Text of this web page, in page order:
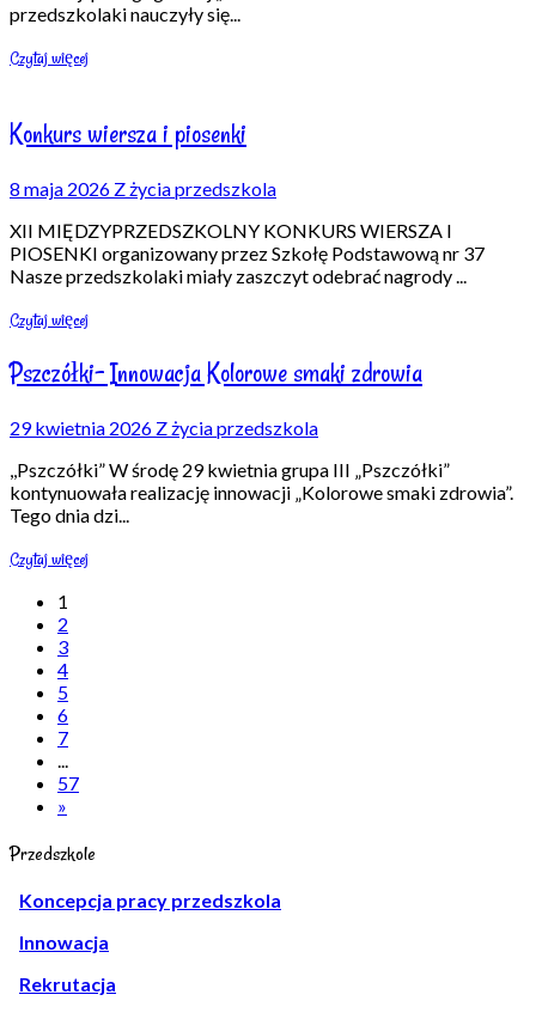
przedszkolaki nauczyły się...
Czytaj więcej
Konkurs wiersza i piosenki
8 maja 2026 Z życia przedszkola
XII MIĘDZYPRZEDSZKOLNY KONKURS WIERSZA I
PIOSENKI organizowany przez Szkołę Podstawową nr 37
Nasze przedszkolaki miały zaszczyt odebrać nagrody...
Czytaj więcej
Pszczółki- Innowacja Kolorowe smaki zdrowia
29 kwietnia 2026 Z życia przedszkola
,,Pszczółki” W środę 29 kwietnia grupa III „Pszczółki”
kontynuowała realizację innowacji „Kolorowe smaki zdrowia”.
Tego dnia dzi...
Czytaj więcej
1
2
3
4
5
6
7
...
57
»
Przedszkole
Koncepcja pracy przedszkola
Innowacja
Rekrutacja